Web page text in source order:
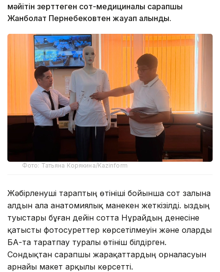
мәйітін зерттеген сот-медициналық сарапшы
Жанболат Пернебековтен жауап алынды.
Фото: Татьяна Корякина/Kazinform
Жәбірленуші тараптың өтініші бойынша сот залына
алдын ала анатомиялық манекен жеткізілді. Қыздың
туыстары бұған дейін сотта Нұрайдың денесіне
қатысты фотосуреттер көрсетілмеуін және оларды
БАҚ-та таратпау туралы өтініш білдірген.
Сондықтан сарапшы жарақаттардың орналасуын
арнайы макет арқылы көрсетті.